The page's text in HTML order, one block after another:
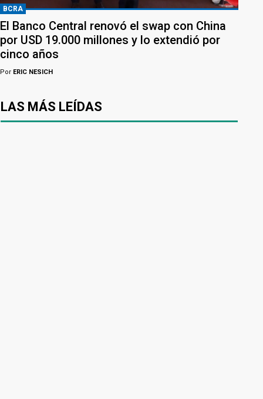
BCRA
El Banco Central renovó el swap con China
por USD 19.000 millones y lo extendió por
cinco años
Por ERIC NESICH
LAS MÁS LEÍDAS